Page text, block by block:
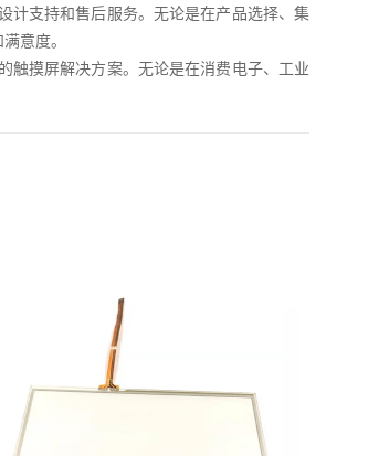
计支持和售后服务。无论是在产品选择、集
意度。
触摸屏解决方案。无论是在消费电子、工业